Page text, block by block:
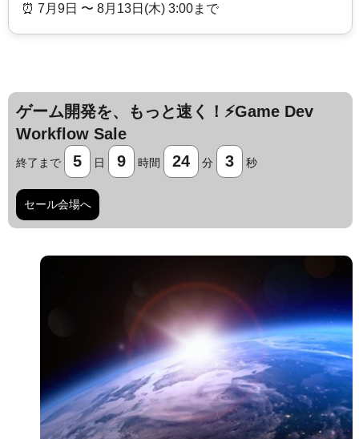
⏰️ 7月9日 〜 8月13日(木) 3:00まで
ゲーム開発を、もっと速く！⚡️Game Dev
Workflow Sale
終了まで 5 日 9 時間 24 分 2 秒
セール会場へ